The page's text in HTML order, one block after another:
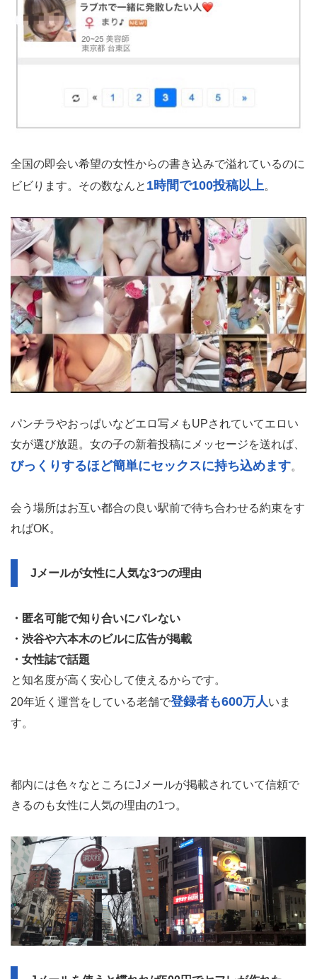
全国の即会い希望の女性からの書き込みで溢れているのに
ビビります。その数なんと 1時間で100投稿以上。
パンチラやおっぱいなどエロ写メもUPされていてエロい
女が選び放題。女の子の新着投稿にメッセージを送れば、
びっくりするほど簡単にセックスに持ち込めます。
会う場所はお互い都合の良い駅前で待ち合わせる約束をす
ればOK。
Jメールが女性に人気な3つの理由
・匿名可能で知り合いにバレない
・渋谷や六本木のビルに広告が掲載
・女性誌で話題
と知名度が高く安心して使えるからです。
20年近く運営をしている老舗で登録者も600万人いま
す。
都内には色々なところにJメールが掲載されていて信頼で
きるのも女性に人気の理由の1つ。